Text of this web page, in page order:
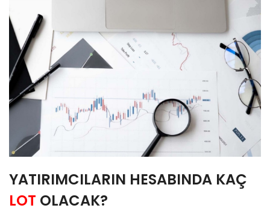
YATIRIMCILARIN HESABINDA KAÇ
LOT OLACAK?